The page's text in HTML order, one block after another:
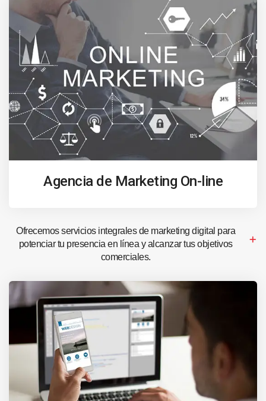
Agencia de Marketing On-line
Ofrecemos servicios integrales de marketing digital para
potenciar tu presencia en línea y alcanzar tus objetivos
comerciales.